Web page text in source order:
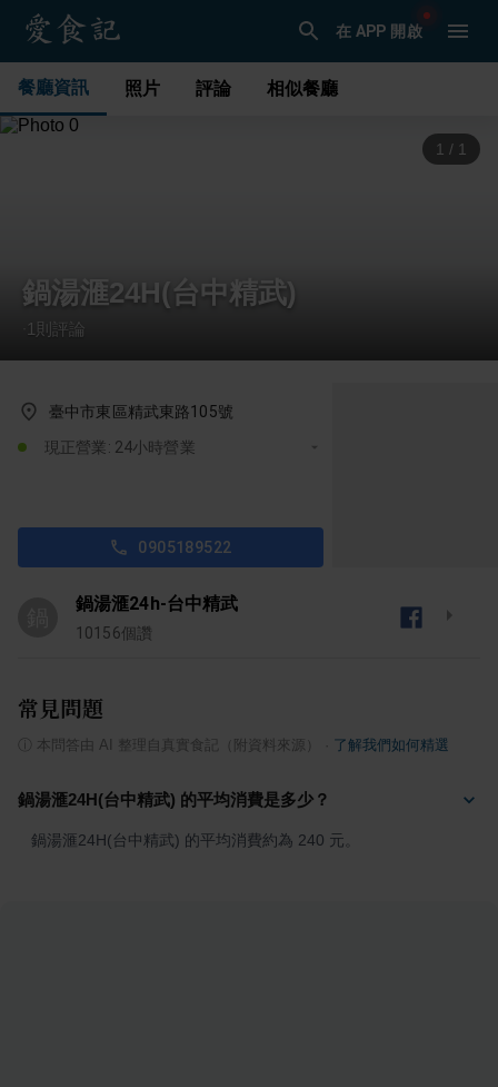
在 APP 開啟
餐廳資訊 照片 評論 相似餐廳
1 / 1
鍋湯滙24H(台中精武)
1 則評論
臺中市東區精武東路105號
現正營業: 24小時營業
0905189522
鍋湯滙24h-台中精武
10156個讚
常見問題
本問答由 AI 整理自真實食記（附資料來源） 了解我們如何精選
鍋湯滙24H(台中精武) 的平均消費是多少？
鍋湯滙24H(台中精武) 的平均消費約為 240 元。